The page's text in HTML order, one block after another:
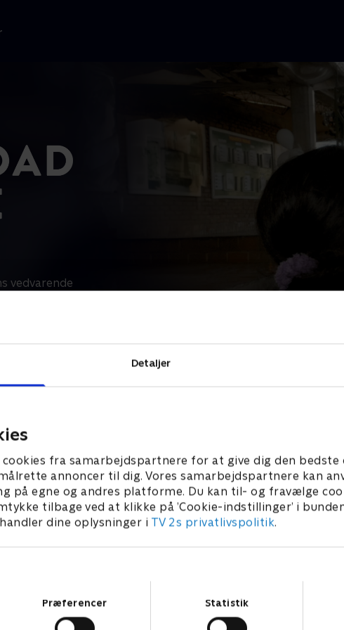
Detaljer
fra samarbejdspartnere for at give dig den bedste
annoncer til dig. Vores samarbejdspartnere kan
på egne og andres platforme. Du kan til- og fravælge
tilbage ved at klikke på ’Cookie-indstillinger’ i
dine oplysninger i TV 2s privatlivspolitik.
Præferencer Statistik
vedvarende
og
tidligere
om ægte